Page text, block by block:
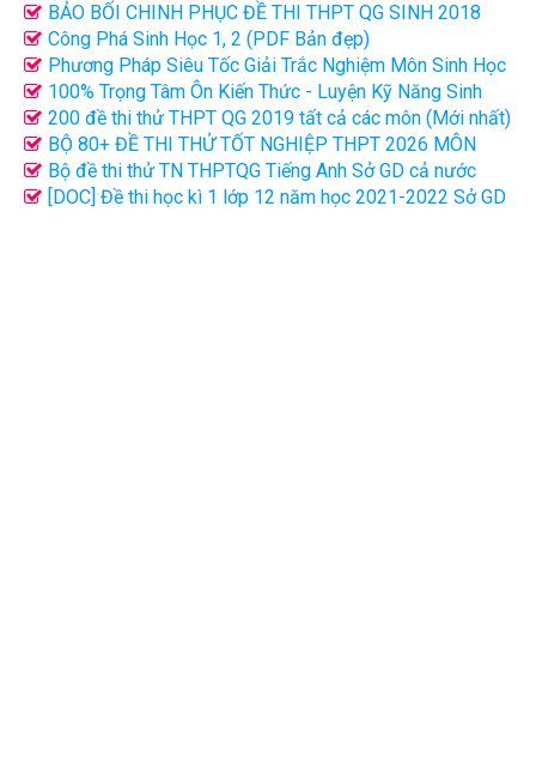
HỌC - THẦY THỊNH NAM
BẢO BỐI CHINH PHỤC ĐỀ THI THPT QG SINH 2018
THẦY THỊNH NAM
Công Phá Sinh Học 1, 2 (PDF Bản đẹp)
Phương Pháp Siêu Tốc Giải Trắc Nghiệm Môn Sinh Học
Tập 1, 2 (PDF)
100% Trọng Tâm Ôn Kiến Thức - Luyện Kỹ Năng Sinh
Học 12 (PDF Bản Đẹp)
200 đề thi thử THPT QG 2019 tất cả các môn (Mới nhất)
- Có Giải chi tiết
BỘ 80+ ĐỀ THI THỬ TỐT NGHIỆP THPT 2026 MÔN
TIẾNG ANH CÁC TRƯỜNG SỞ GD CẢ NƯỚC
Bộ đề thi thử TN THPTQG Tiếng Anh Sở GD cả nước
2023 File word có giải chi tiết
[DOC] Đề thi học kì 1 lớp 12 năm học 2021-2022 Sở GD